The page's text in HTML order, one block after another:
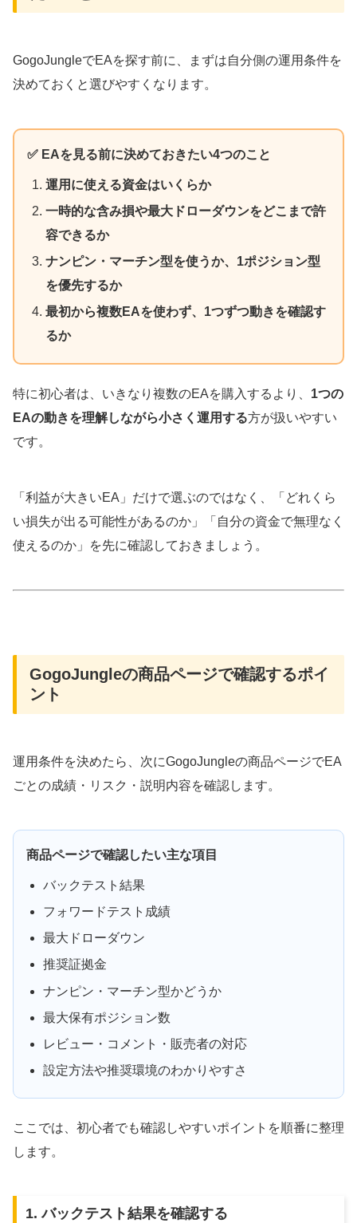
GogoJungleでEAを探す前に、まずは自分側の運用条件を
決めておくと選びやすくなります。
✅ EAを見る前に決めておきたい4つのこと
運用に使える資金はいくらか
一時的な含み損や最大ドローダウンをどこまで許
容できるか
ナンピン・マーチン型を使うか、1ポジション型
を優先するか
最初から複数EAを使わず、1つずつ動きを確認す
るか
特に初心者は、いきなり複数のEAを購入するより、 1つの
EAの動きを理解しながら小さく運用する方が扱いやすい
です。
「利益が大きいEA」だけで選ぶのではなく、「どれくら
い損失が出る可能性があるのか」「自分の資金で無理なく
使えるのか」を先に確認しておきましょう。
GogoJungleの商品ページで確認するポイ
ント
運用条件を決めたら、次にGogoJungleの商品ページでEA
ごとの成績・リスク・説明内容を確認します。
商品ページで確認したい主な項目
バックテスト結果
フォワードテスト成績
最大ドローダウン
推奨証拠金
ナンピン・マーチン型かどうか
最大保有ポジション数
レビュー・コメント・販売者の対応
設定方法や推奨環境のわかりやすさ
ここでは、初心者でも確認しやすいポイントを順番に整理
します。
1. バックテスト結果を確認する